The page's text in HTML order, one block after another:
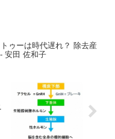
ゥーは時代遅れ？ 除去産
安田 佐和子